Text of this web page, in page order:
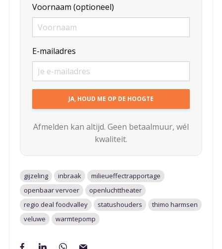
Voornaam (optioneel)
E-mailadres
Afmelden kan altijd. Geen betaalmuur, wél
kwaliteit.
gijzeling inbraak
milieueffectrapportage
openbaar vervoer
openluchttheater
regio deal foodvalley
statushouders
thimo harmsen
veluwe
warmtepomp